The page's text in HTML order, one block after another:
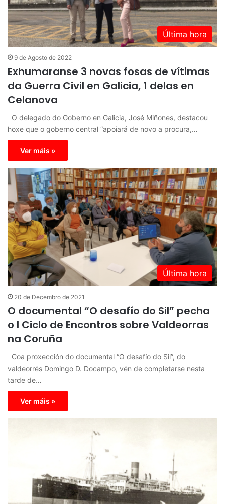
Última hora
9 de Agosto de 2022
Exhumaranse 3 novas fosas de vítimas
da Guerra Civil en Galicia, 1 delas en
Celanova
O delegado do Goberno en Galicia, José Miñones, destacou
hoxe que o goberno central “apoiará de novo a procura,…
Ver máis »
Última hora
20 de Decembro de 2021
O documental “O desafío do Sil” pecha
o I Ciclo de Encontros sobre Valdeorras
na Coruña
Coa proxección do documental “O desafío do Sil”, do
valdeorrés Domingo D. Docampo, vén de completarse nesta
tarde de…
Ver máis »